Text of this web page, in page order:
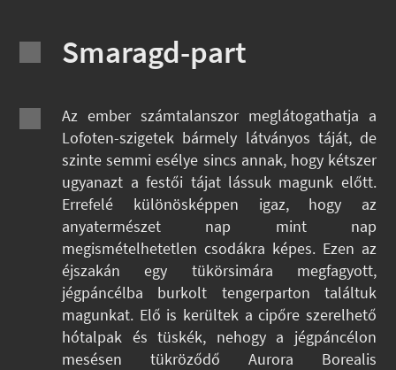
Smaragd-part
Az ember számtalanszor meglátogathatja a
Lofoten-szigetek bármely látványos táját, de
szinte semmi esélye sincs annak, hogy kétszer
ugyanazt a festői tájat lássuk magunk előtt.
Errefelé különösképpen igaz, hogy az
anyatermészet nap mint nap
megismételhetetlen csodákra képes. Ezen az
éjszakán egy tükörsimára megfagyott,
jégpáncélba burkolt tengerparton találtuk
magunkat. Elő is kerültek a cipőre szerelhető
hótalpak és tüskék, nehogy a jégpáncélon
mesésen tükröződő Aurora Borealis